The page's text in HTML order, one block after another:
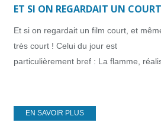
Et si on regardait un film court, et
très court ! Celui du jour est
particulièrement bref : La flamme,
EN SAVOIR PLUS